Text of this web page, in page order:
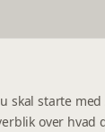
skal starte med
over hvad